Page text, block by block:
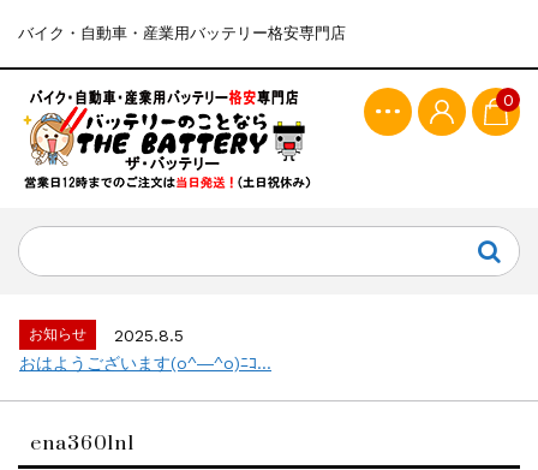
バイク・自動車・産業用バッテリー格安専門店
0
お知らせ
2025.8.5
おはようございます(o^―^o)ﾆｺ...
ena360ln1